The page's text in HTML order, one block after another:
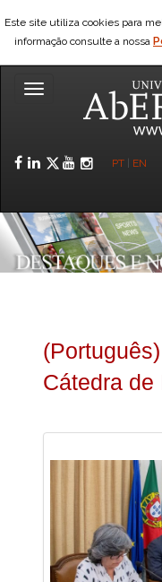
Este site utiliza cookies para
informação consulte a nossa
Toggle
Facebook
LinkedIn
Twitter
PT EN
Cátedra de